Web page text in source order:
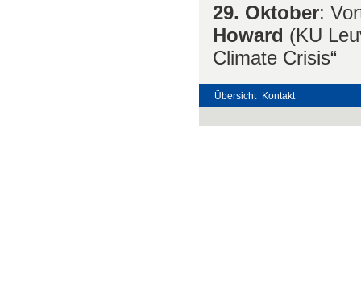
29. Oktober:
Howard (KU
Climate Crisis“
Übersicht Kontakt